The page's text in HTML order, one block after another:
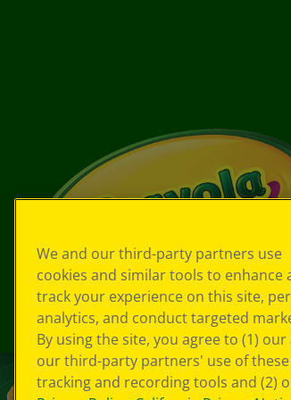
We and our third-party partners use
cookies and similar tools to enhance
track your experience on this site,
analytics, and conduct targeted
By using the site, you agree to (1) our
our third-party partners' use of these
tracking and recording tools and (2)